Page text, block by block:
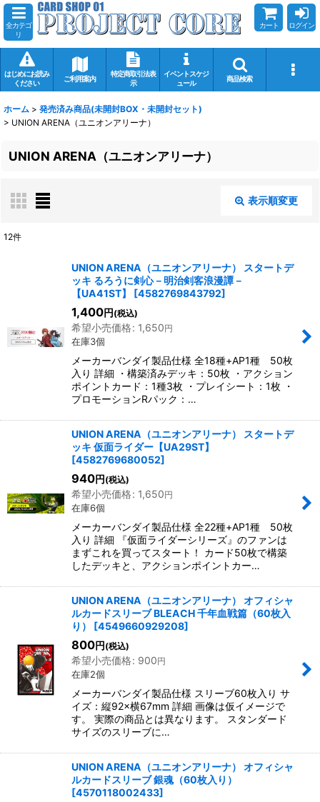
全カテゴ
リ
カート ログイン
はじめにお読み
ください
ご利用案内
特定商取引法表
示
イベントスケジ
ュール
商品検索
ホーム > 発売済み商品(未開封BOX・未開封セット)
> UNION ARENA（ユニオンアリーナ）
UNION ARENA（ユニオンアリーナ）
表示順変更
絞り込む
12件
UNION ARENA（ユニオンアリーナ） スタートデ
ッキ るろうに剣心－明治剣客浪漫譚－
【UA41ST】
[4582769843792]
1,400円 (税込)
希望小売価格: 1,650円
在庫3個
メーカーバンダイ製品仕様 全18種+AP1種 50枚
入り 詳細 ・構築済みデッキ：50枚 ・アクション
ポイントカード：1種3枚 ・プレイシート：1枚 ・
プロモーションRパック：…
UNION ARENA（ユニオンアリーナ） スタートデ
ッキ 仮面ライダー【UA29ST】
[4582769680052]
940円 (税込)
希望小売価格: 1,650円
在庫6個
メーカーバンダイ製品仕様 全22種+AP1種 50枚
入り 詳細 『仮面ライダーシリーズ』のファンは
まずこれを買ってスタート！ カード50枚で構築
したデッキと、アクションポイントカー…
UNION ARENA（ユニオンアリーナ） オフィシャ
ルカードスリーブ BLEACH 千年血戦篇（60枚入
り）
[4549660929208]
800円 (税込)
希望小売価格: 900円
在庫2個
メーカーバンダイ製品仕様 スリーブ60枚入り サ
イズ：縦92×横67mm 詳細 画像は仮イメージで
す。 実際の商品とは異なります。 スタンダード
サイズのスリーブに…
UNION ARENA（ユニオンアリーナ） オフィシャ
ルカードスリーブ 銀魂（60枚入り）
[4570118002433]